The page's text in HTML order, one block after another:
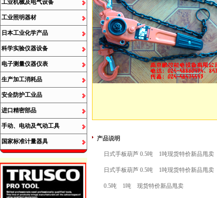
工业机械及电气设备
工业照明器材
日本工业化学产品
科学实验仪器设备
电子测量仪器仪表
生产加工消耗品
安全防护工业品
进口精密部品
手动、电动及气动工具
国家标准计量器具 产品说明
日式手板葫芦 0.5吨 1吨现货特价新品甩卖
日式手板葫芦 0.5吨 1吨现货特价新品甩卖
0.5吨 1吨 现货特价新品甩卖